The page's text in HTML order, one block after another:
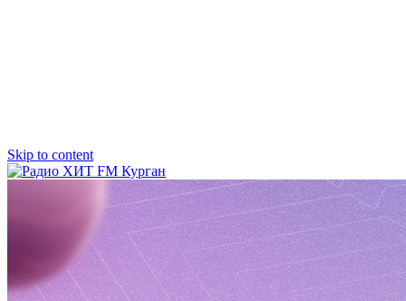
Skip to content
Радио ХИТ FM Курган